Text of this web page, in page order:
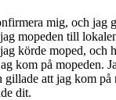
mig, och jag
mopeden till
körde moped, och
kom på mopeden.
gillade att jag kom
dit.